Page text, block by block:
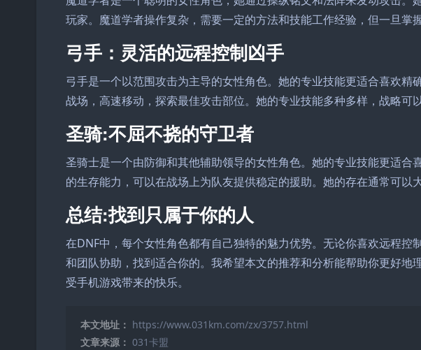
玩家。魔道学者操作复杂，需要一定的方法和技能工作经验，但一旦掌
弓手：灵活的远程控制凶手
弓手是一个以范围攻击为主导的女性角色。她的专业技能更适合喜欢精
战场，高速移动，探索最佳攻击部位。她的专业技能多种多样，战略可
圣骑:不屈不挠的守卫者
圣骑士是一个由防御和其他辅助领导的女性角色。她的专业技能更适合
的生存能力，可以在战场上为队友提供稳定的援助。她的存在通常可以
总结:找到只属于你的人
在DNF中，每个女性角色都有自己独特的魅力优势。无论你喜欢远程控
和团队协助，找到适合你的。我希望本文的推荐和分析能帮助你更好地
受手机游戏带来的快乐。
本文地址： https://www.031km.com/zx/3757.html
文章来源： 031卡盟